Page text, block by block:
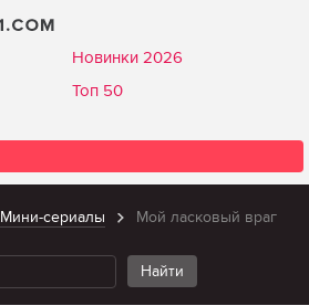
Новинки 2026
Топ 50
Мини-сериалы Мой ласковый враг